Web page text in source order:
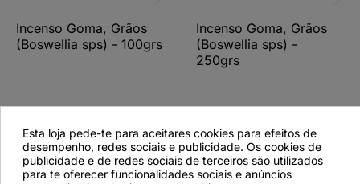
Incenso Goma, Grãos
(Boswellia sps) - 100grs
Ver detalhes
Incenso Goma, Grãos
(Boswellia sps) -
250grs
Ver detalhes
Esta loja pede-te para aceitares cookies para efeitos de
desempenho, redes sociais e publicidade. Os cookies de
publicidade e de redes sociais de terceiros são utilizados
para te oferecer funcionalidades sociais e anúncios